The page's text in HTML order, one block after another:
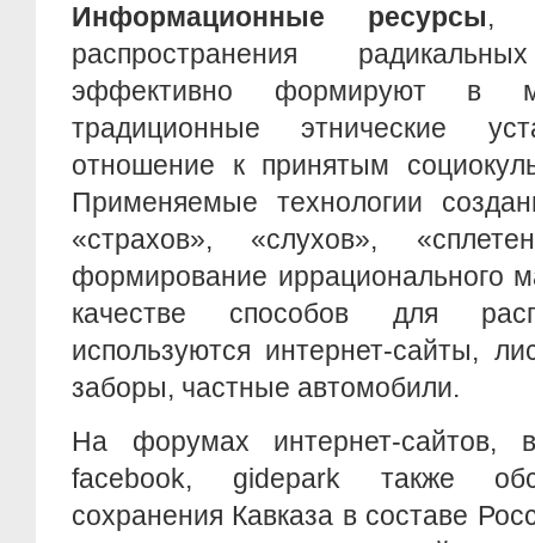
Информационные ресурсы,
распространения
эффективно формируют в
традиционные этнические
отношение к принятым
Применяемые технологии
«страхов», «слухов»,
формирование иррационального
качестве способов для
используются интернет-сайты,
заборы, частные автомобили.
На форумах интернет-сайтов,
facebook, gidepark также
сохранения Кавказа в составе